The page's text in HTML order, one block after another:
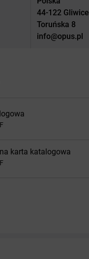
44-122 Gliwice
Toruńska 8
info@opus.pl
karta katalogowa